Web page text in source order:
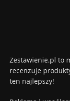
Zestawienie.pl to
recenzuje
ten najlepszy!